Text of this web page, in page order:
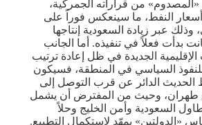
«المصدوم» من قراراته الجمركية،
النفط، ما سينعكس فوراً على
وذلك عبر زيادة السعودية إنتاجها
بدأت فعلاً في تنفيذه. أما الجانب
الإقليمية الجديدة في ظل إعادة ترتيب
للنفوذ السياسي في المنطقة، فسيكون
الدائر عن قرب التوصل إلى
طهران، وحيث من المفترض أن يشمل
السعودية وأمن الخليج وحلاً
«الدولتين» يمهّد لاستكمال التطبيع.